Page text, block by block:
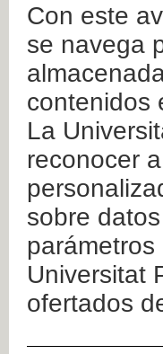
Con este
se navega
contenidos
La
reconocer
sobre
Universitat
ofertados